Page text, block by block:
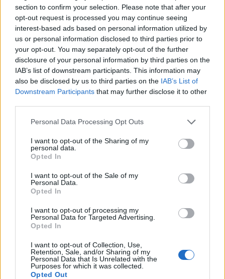
section to confirm your selection. Please note that after your
opt-out request is processed you may continue seeing
interest-based ads based on personal information utilized by
us or personal information disclosed to third parties prior to
your opt-out. You may separately opt-out of the further
disclosure of your personal information by third parties on the
IAB’s list of downstream participants. This information may
also be disclosed by us to third parties on the IAB’s List of
Downstream Participants that may further disclose it to other
Personal Data Processing Opt Outs
I want to opt-out of the Sharing of my
personal data.
Opted In
I want to opt-out of the Sale of my
Personal Data.
Opted In
I want to opt-out of processing my
Personal Data for Targeted Advertising.
Opted In
I want to opt-out of Collection, Use,
Retention, Sale, and/or Sharing of my
Personal Data that Is Unrelated with the
Purposes for which it was collected.
Opted Out
Méningite : reconnaître
rapidement ses
symptômes pour sauver
des vies
Article suivant
Sciatique : Comment
soulager cette douleur qui
touche 2% de la
population
news
essentiels des
cardiologues pour
éviter le danger
attention à la pénurie de
lunettes de sécurité
combattre le cancer
buccal